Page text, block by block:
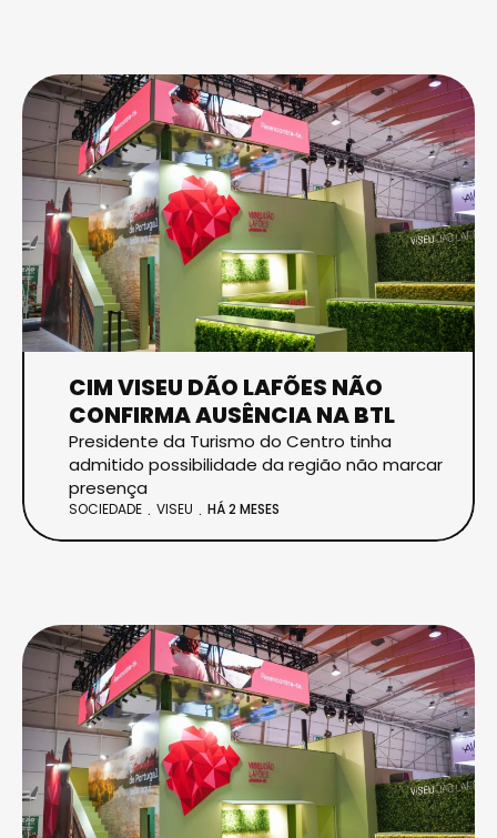
CIM VISEU DÃO LAFÕES NÃO
CONFIRMA AUSÊNCIA NA BTL
Presidente da Turismo do Centro tinha
admitido possibilidade da região não marcar
presença
SOCIEDADE VISEU HÁ 2 MESES